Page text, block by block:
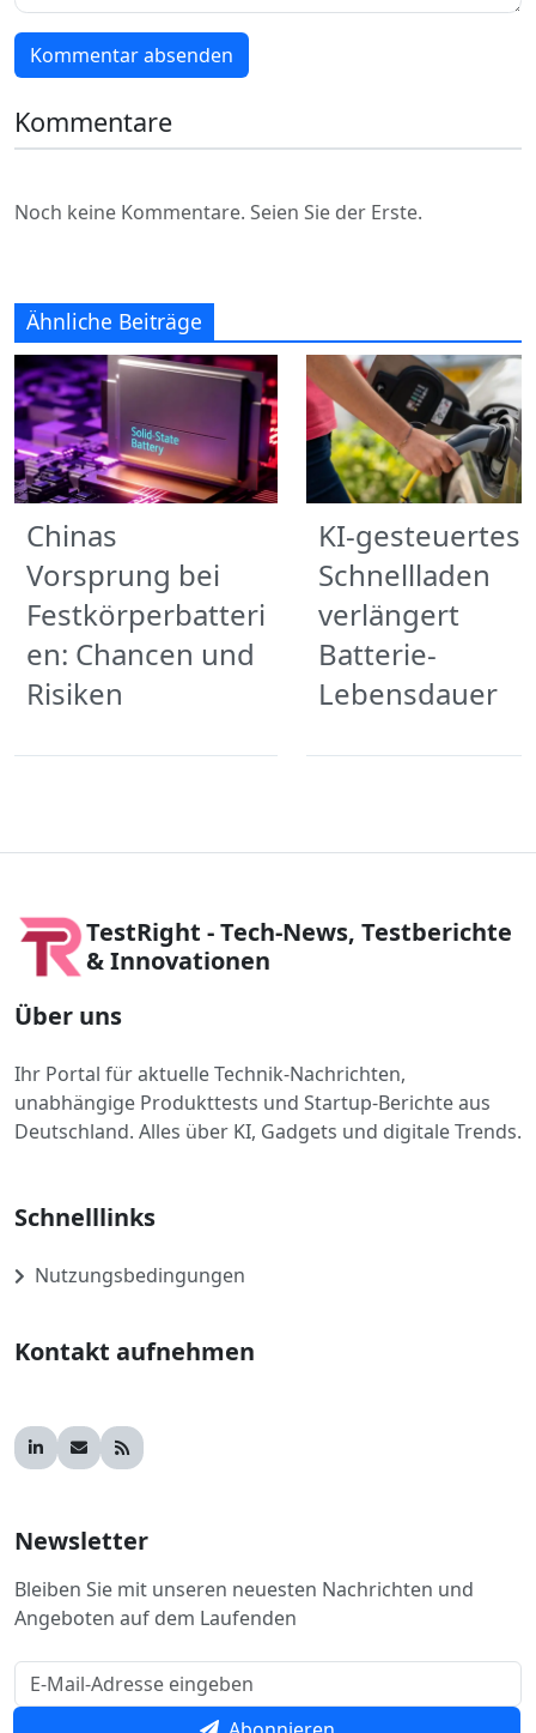
Kommentar absenden
Kommentare
Noch keine Kommentare. Seien Sie der Erste.
Ähnliche Beiträge
Chinas
Vorsprung bei
Festkörperbatteri
en: Chancen und
Risiken
KI-gesteuertes
Schnellladen
verlängert
Batterie-
Lebensdauer
TestRight - Tech-News, Testberichte
& Innovationen
Über uns
Ihr Portal für aktuelle Technik-Nachrichten,
unabhängige Produkttests und Startup-Berichte aus
Deutschland. Alles über KI, Gadgets und digitale Trends.
Schnelllinks
Nutzungsbedingungen
Kontakt aufnehmen
Newsletter
Bleiben Sie mit unseren neuesten Nachrichten und
Angeboten auf dem Laufenden